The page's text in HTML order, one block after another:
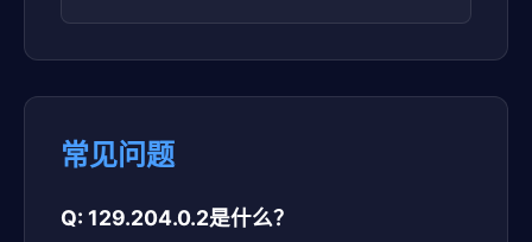
常见问题
Q: 129.204.0.2是什么？